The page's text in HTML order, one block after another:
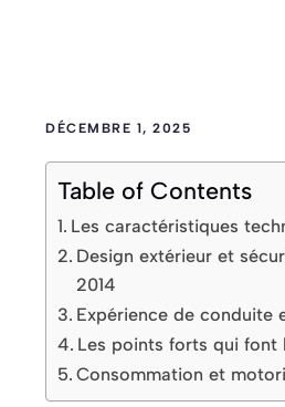
DÉCEMBRE 1, 2025
Table of Contents
Les caractéristiques
Design extérieur et
2014
Expérience de conduite
Les points forts qui font
Consommation et